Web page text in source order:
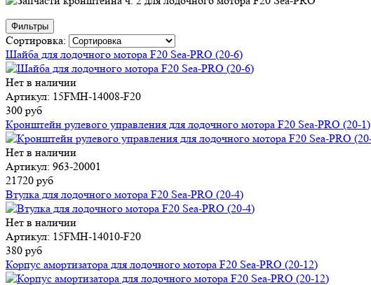
Фильтры
Сортировка:
Шайба для лодочного мотора F20 Sea-PRO (20-6)
Нет в наличии
Артикул: 15FMH-14008-F20
300 руб
Кронштейн рулевого управления для лодочного мотора F20 Sea-PRO (20-1)
Нет в наличии
Артикул: 963-20001
21720 руб
Втулка для лодочного мотора F20 Sea-PRO (20-4)
Нет в наличии
Артикул: 15FMH-14010-F20
380 руб
Корпус амортизатора для лодочного мотора F20 Sea-PRO (20-12)